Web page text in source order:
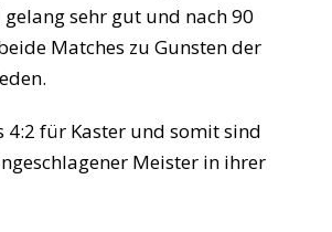
sehr gut und nach 90
Matches zu Gunsten der
4:2 für Kaster und somit sind
Meister in ihrer